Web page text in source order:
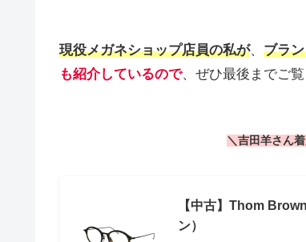
現役メガネショップ店員の私が、 ブラ
も紹介しているので、ぜひ最後までご覧
＼吉田羊さん
【中古】Thom
ン）